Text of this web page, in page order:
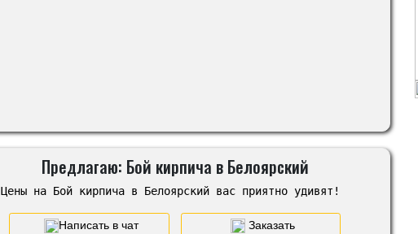
Предлагаю: Бой кирпича в Белоярский
Цены на Бой кирпича в Белоярский вас приятно удивят!
Написать в чат Заказать